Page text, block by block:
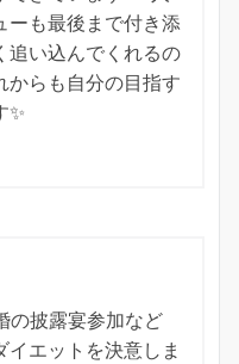
ーも最後まで付き添
追い込んでくれるの
からも自分の目指す
✨
の披露宴参加など
エットを決意しま